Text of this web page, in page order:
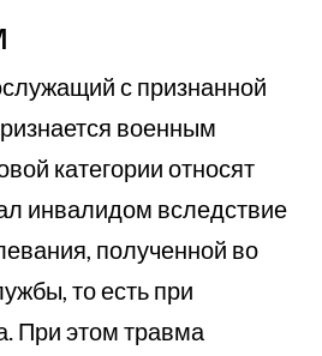
с признанной
военным
категории относят
инвалидом вследствие
полученной во
то есть при
При этом травма